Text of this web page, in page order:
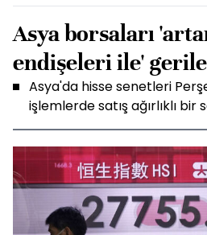
Asya borsaları
endişeleri ile'
Asya'da hisse senetleri
işlemlerde satış ağırlıklı bir